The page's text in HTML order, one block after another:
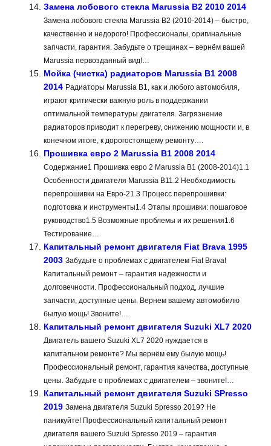
Замена лобового стекла Marussia B2 2010 2014
Замена лобового стекла Marussia B2 (2010-2014) – быстро,
качественно и недорого! Профессионалы, оригинальные
запчасти, гарантия. Забудьте о трещинах – вернём вашей
Marussia первозданный вид!…
Мойка (чистка) радиаторов Marussia B1 2008
2014 Радиаторы Marussia B1, как и любого автомобиля,
играют критически важную роль в поддержании
оптимальной температуры двигателя. Загрязнение
радиаторов приводит к перегреву, снижению мощности и, в
конечном итоге, к дорогостоящему ремонту….
Прошивка евро 2 Marussia B1 2008 2014
Содержание1 Прошивка евро 2 Marussia B1 (2008-2014)1.1
Особенности двигателя Marussia B11.2 Необходимость
перепрошивки на Евро-21.3 Процесс перепрошивки:
подготовка и инструменты1.4 Этапы прошивки: пошаговое
руководство1.5 Возможные проблемы и их решения1.6
Тестирование…
Капитальный ремонт двигателя Fiat Brava 1995
2003 Забудьте о проблемах с двигателем Fiat Brava!
Капитальный ремонт – гарантия надежности и
долговечности. Профессиональный подход, лучшие
запчасти, доступные цены. Вернем вашему автомобилю
былую мощь! Звоните!…
Капитальный ремонт двигателя Suzuki XL7 2020
Двигатель вашего Suzuki XL7 2020 нуждается в
капитальном ремонте? Мы вернём ему былую мощь!
Профессиональный ремонт, гарантия качества, доступные
цены. Забудьте о проблемах с двигателем – звоните!…
Капитальный ремонт двигателя Suzuki SPresso
2019 Замена двигателя Suzuki Spresso 2019? Не
паникуйте! Профессиональный капитальный ремонт
двигателя вашего Suzuki Spresso 2019 – гарантия